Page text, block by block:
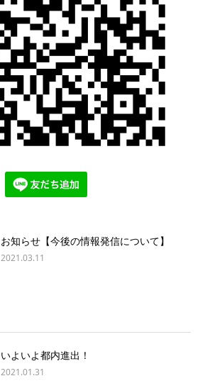
お知らせ【今後の情報発信について】
2021.03.11
いよいよ都内進出！
2021.01.31